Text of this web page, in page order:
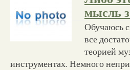
мысль
Обучаюсь
все
теорией
инструментах. Немного